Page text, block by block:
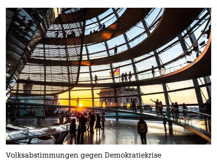
Volksabstimmungen gegen Demokratiekrise